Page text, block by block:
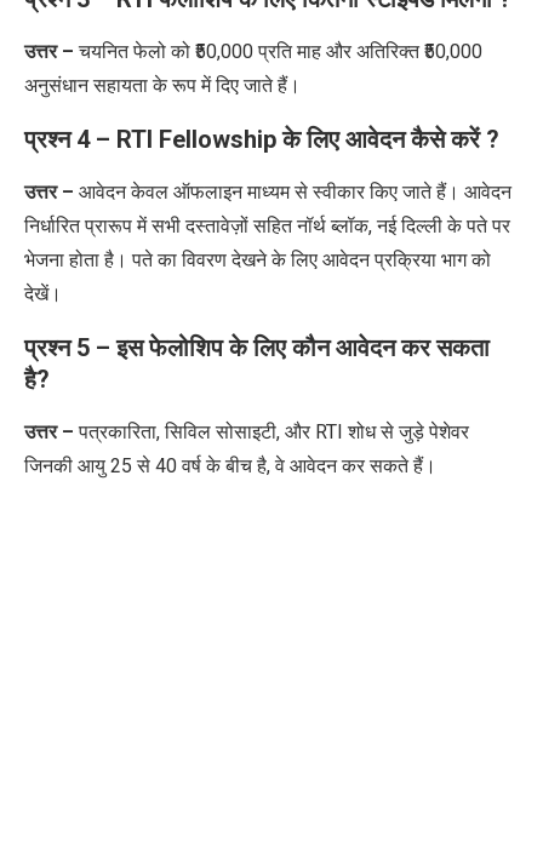
उत्तर – चयनित फेलो को ₹50,000 प्रति माह और अतिरिक्त ₹50,000
अनुसंधान सहायता के रूप में दिए जाते हैं।
प्रश्न 4 – RTI Fellowshipके लिए आवेदन कैसे करें ?
उत्तर – आवेदन केवल ऑफलाइन माध्यम से स्वीकार किए जाते हैं। आवेदन
निर्धारित प्रारूप में सभी दस्तावेज़ों सहित नॉर्थ ब्लॉक, नई दिल्ली के पते पर
भेजना होता है।पते का विवरण देखने के लिए आवेदन प्रक्रिया भाग को
देखें।
प्रश्न 5 – इस फेलोशिप के लिए कौन आवेदन कर सकता
है?
उत्तर – पत्रकारिता, सिविल सोसाइटी, और RTI शोध से जुड़े पेशेवर
जिनकी आयु 25 से 40 वर्ष के बीच है, वे आवेदन कर सकते हैं।